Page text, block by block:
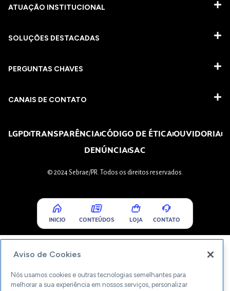
ATUAÇÃO INSTITUCIONAL
SOLUÇÕES DESTACADAS
PERGUNTAS CHAVES​
CANAIS DE CONTATO
LGPDTRANSPARÊNCIACÓDIGO DE ÉTICAOUVIDORIA
DENÚNCIASAC
© 2024 Sebrae/PR. Todos os direitos reservados.
INICIO CONTEÚDOS LOJA CONTATO
Aviso de Cookies
Nós usamos cookies e outras tecnologias semelhantes para
melhorar a sua experiência em nossos serviços, personalizar